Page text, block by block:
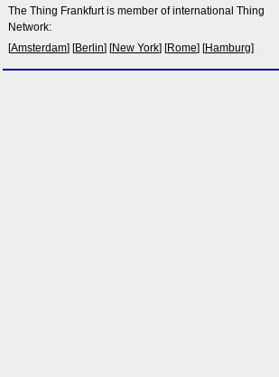
The Thing Frankfurt is member of international Thing
Network:
[Amsterdam] [Berlin] [New York] [Rome] [Hamburg]